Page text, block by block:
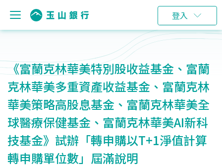
登入
《富蘭克林華美特別股收益基金、富蘭
克林華美多重資產收益基金、富蘭克林
華美策略高股息基金、富蘭克林華美全
球醫療保健基金、富蘭克林華美AI新科
技基金》試辦「轉申購以T+1淨值計算
轉申購單位數」屆滿說明